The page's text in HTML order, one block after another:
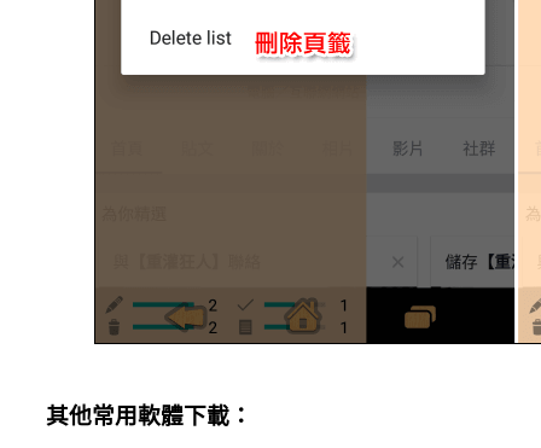
其他常用軟體下載：